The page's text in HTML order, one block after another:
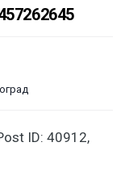
ID: 40912,